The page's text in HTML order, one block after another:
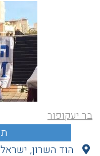
בר יעקופור
הוד השרון, ישראל